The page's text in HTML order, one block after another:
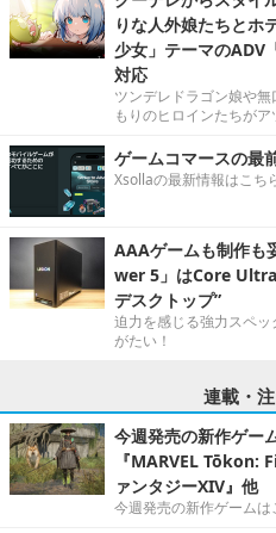
りな人外娘たちとホ
少女」テーマのADV
対応
ツンデレドラゴン娘や
もりのヒロインたちがア
ゲームコマースの最
Xsollaの最新情報はこち
AAAゲームも制作
wer 5」はCore Ultra
デスクトップ”
迫力を感じる強力スペ
がたい！
連載・
今週発売の新作ゲー
『MARVEL Tōkon:
ァンタジーXIV』他
今週発売の新作ゲームは